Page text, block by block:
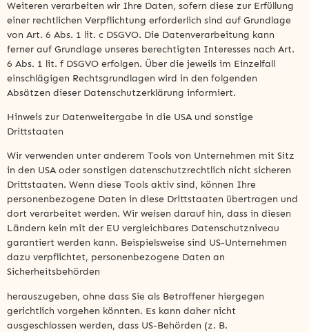
Weiteren verarbeiten wir Ihre Daten, sofern diese zur Erfüllung
einer rechtlichen Verpflichtung erforderlich sind auf Grundlage
von Art. 6 Abs. 1 lit. c DSGVO. Die Datenverarbeitung kann
ferner auf Grundlage unseres berechtigten Interesses nach Art.
6 Abs. 1 lit. f DSGVO erfolgen. Über die jeweils im Einzelfall
einschlägigen Rechtsgrundlagen wird in den folgenden
Absätzen dieser Datenschutzerklärung informiert.
Hinweis zur Datenweitergabe in die USA und sonstige
Drittstaaten
Wir verwenden unter anderem Tools von Unternehmen mit Sitz
in den USA oder sonstigen datenschutzrechtlich nicht sicheren
Drittstaaten. Wenn diese Tools aktiv sind, können Ihre
personenbezogene Daten in diese Drittstaaten übertragen und
dort verarbeitet werden. Wir weisen darauf hin, dass in diesen
Ländern kein mit der EU vergleichbares Datenschutzniveau
garantiert werden kann. Beispielsweise sind US-Unternehmen
dazu verpflichtet, personenbezogene Daten an
Sicherheitsbehörden
herauszugeben, ohne dass Sie als Betroffener hiergegen
gerichtlich vorgehen könnten. Es kann daher nicht
ausgeschlossen werden, dass US-Behörden (z. B.